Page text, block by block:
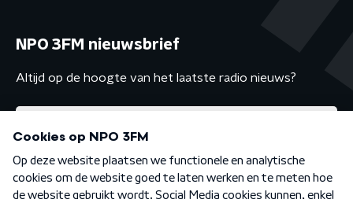
NPO 3FM nieuwsbrief
Altijd op de hoogte van het laatste radio nieuws?